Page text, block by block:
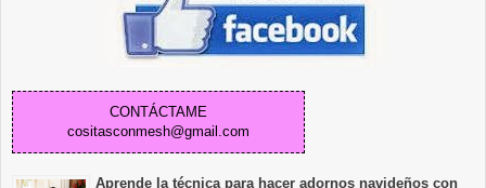
CONTÁCTAME
cositasconmesh@gmail.com
Aprende la técnica para hacer adornos navideños con